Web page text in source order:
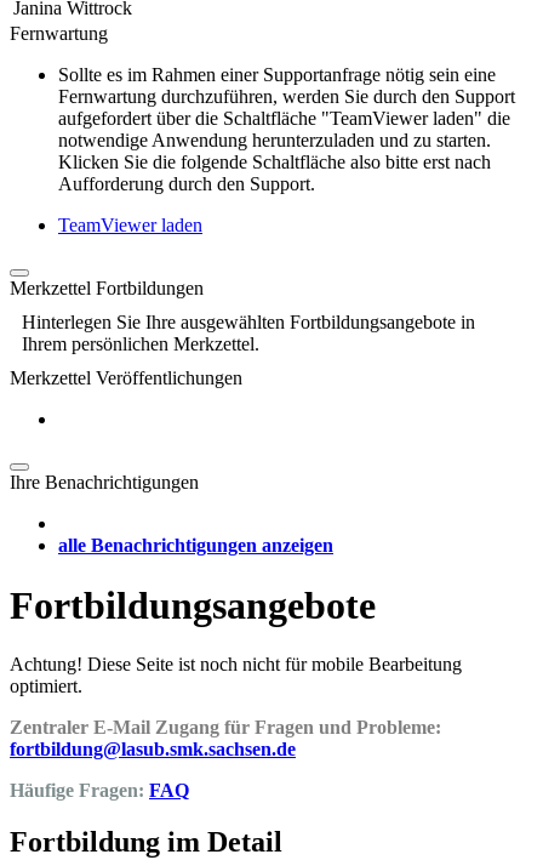
Janina Wittrock
Fernwartung
Sollte es im Rahmen einer Supportanfrage nötig sein eine
Fernwartung durchzuführen, werden Sie durch den Support
aufgefordert über die Schaltfläche "TeamViewer laden" die
notwendige Anwendung herunterzuladen und zu starten.
Klicken Sie die folgende Schaltfläche also bitte erst nach
Aufforderung durch den Support.
TeamViewer laden
Merkzettel Fortbildungen
Hinterlegen Sie Ihre ausgewählten Fortbildungsangebote in
Ihrem persönlichen Merkzettel.
Merkzettel Veröffentlichungen
Ihre Benachrichtigungen
alle Benachrichtigungen anzeigen
Fortbildungsangebote
Achtung! Diese Seite ist noch nicht für mobile Bearbeitung
optimiert.
Zentraler E-Mail Zugang für Fragen und Probleme:
fortbildung@lasub.smk.sachsen.de
Häufige Fragen: FAQ
Fortbildung im Detail